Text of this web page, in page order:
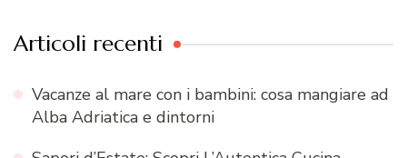
Articoli recenti
Vacanze al mare con i bambini: cosa mangiare ad
Alba Adriatica e dintorni